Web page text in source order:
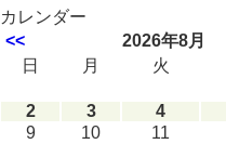
カレンダー
<<
2026年8月
日
月 火
2
3 4
9
10 11